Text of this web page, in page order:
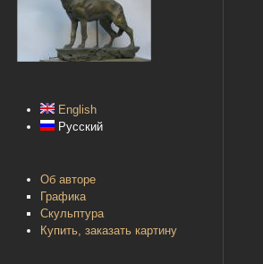
English
Русский
Об авторе
Графика
Скульптура
Купить, заказать картину